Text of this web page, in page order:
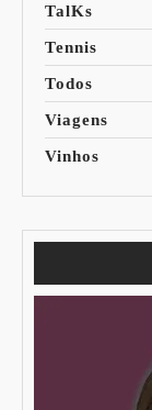
TalKs
Tennis
Todos
Viagens
Vinhos